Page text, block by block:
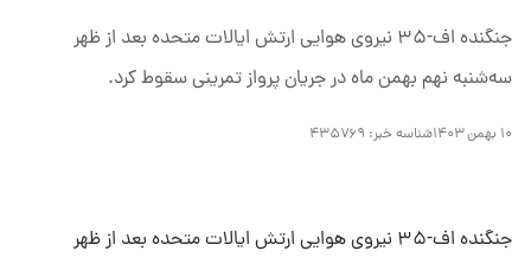
جنگنده اف-۳۵ نیروی هوایی ارتش ایالات متحده بعد از ظهر
سه‌شنبه نهم بهمن ماه در جریان پرواز تمرینی سقوط کرد.
۱۰ بهمن ۱۴۰۳ شناسه خبر: ۴۳۵۷۶۹
جنگنده اف-۳۵ نیروی هوایی ارتش ایالات متحده بعد از ظهر